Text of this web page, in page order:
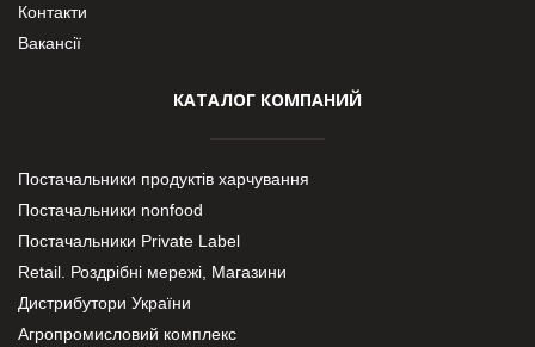
Контакти
Вакансії
КАТАЛОГ КОМПАНИЙ
Постачальники продуктів харчування
Постачальники nonfood
Постачальники Private Label
Retail. Роздрібні мережі, Магазини
Дистрибутори України
Агропромисловий комплекс